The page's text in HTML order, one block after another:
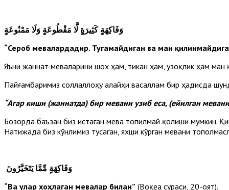
وَفَاكِهَةٍ كَثِيرَةٍ لَّا مَقْطُوعَةٍ وَلَا مَمْنُوعَةٍ
“Сероб мевалардадир. Тугамайдиган ва ман
Яъни жаннат меваларини шох ҳам, тикан ҳам, узоқлик ҳам
Пайғамбаримиз соллаллоҳу алайҳи васаллам бир ҳадисда
“Агар киши (жаннатда) бир мевани узиб еса, (ейилган
Бозорда баъзан биз истаган мева топилмай қолиши мумкин.
Натижада биз кўнлимиз тусаган, яхши кўрган мевани
وَفَاكِهَةٍ مِّمَّا يَتَخَيَّرُونَ
“Ва улар хоҳлаган мевалар билан” (Воқеа сураси, 20-оят).